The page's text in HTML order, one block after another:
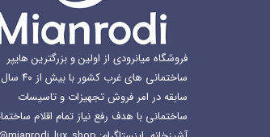
فروشگاه میانرودی از اولین و بزرگترین هایپر
ساختمانی های غرب کشور با بیش از ۴۰ سال
سابقه در امر فروش تجهیزات و تاسیسات
ساختمانی با هدف رفع نیاز تمام اقلام
1405-02-07
بهترین سینک
آشپزخانه
1404-12-02
لوکس ساختمانی